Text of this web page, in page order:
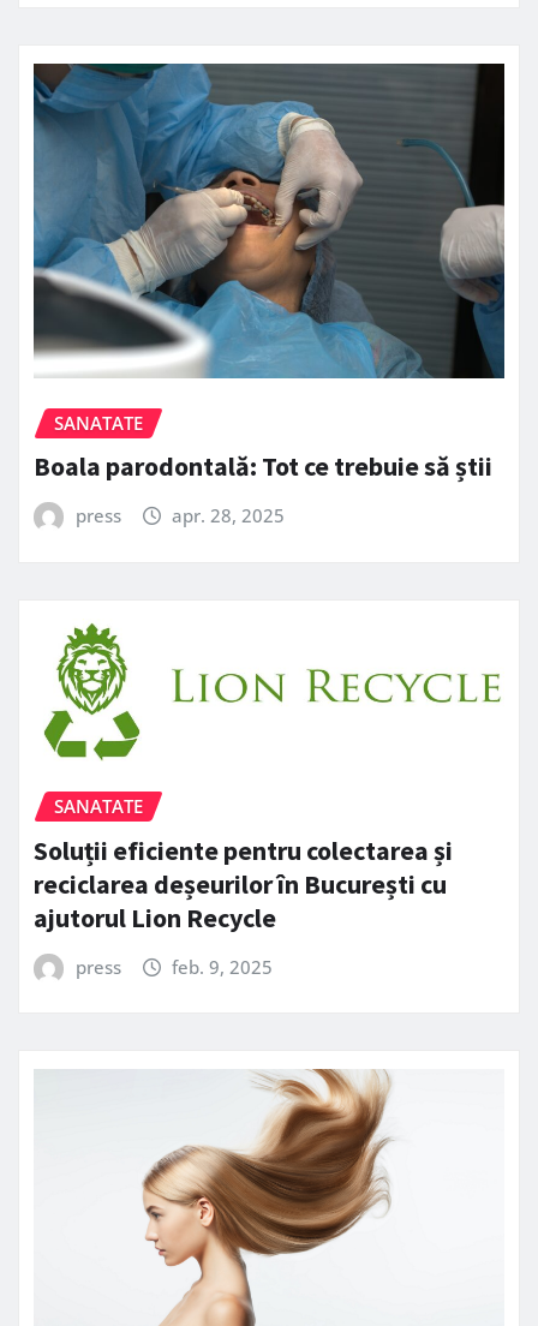
SANATATE
Boala parodontală: Tot ce trebuie să știi
press apr. 28, 2025
SANATATE
Soluții eficiente pentru colectarea și
reciclarea deșeurilor în București cu
ajutorul Lion Recycle
press feb. 9, 2025